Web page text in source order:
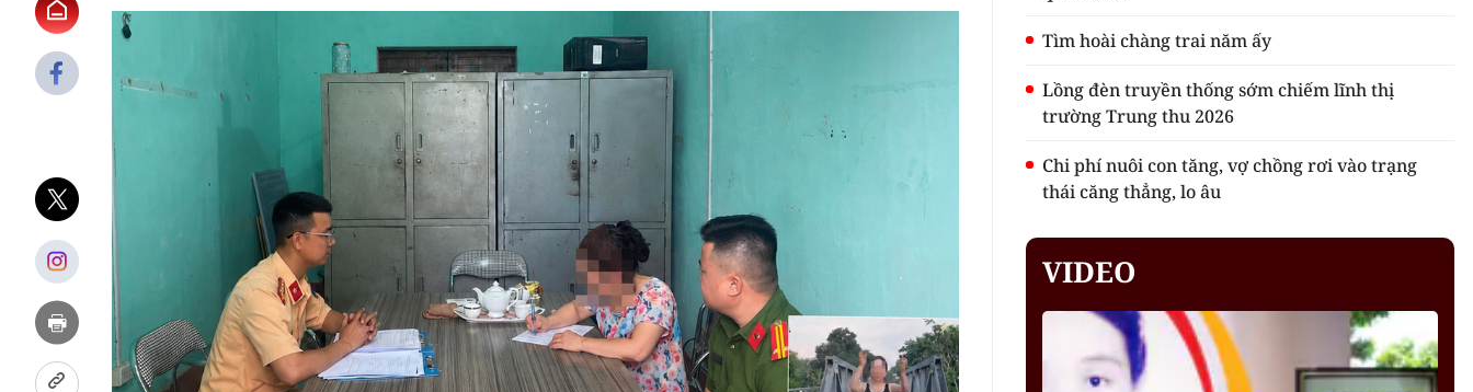
Tìm hoài chàng trai năm ấy
Lồng đèn truyền thống sớm chiếm lĩnh thị
trường Trung thu 2026
Chi phí nuôi con tăng, vợ chồng rơi vào trạng
thái căng thẳng, lo âu
VIDEO